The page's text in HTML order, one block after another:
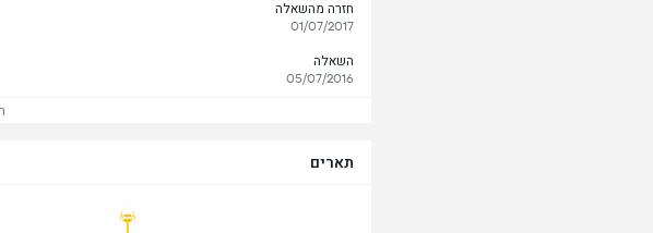
חזרה מהשאלה
01/07/2017
השאלה
05/07/2016
תארים